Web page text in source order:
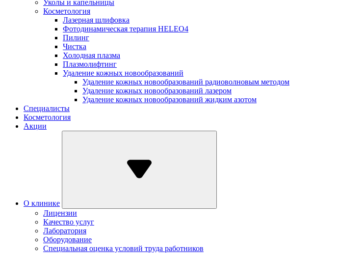
Уколы и капельницы
Косметология
Лазерная шлифовка
Фотодинамическая терапия HELEO4
Пилинг
Чистка
Холодная плазма
Плазмолифтинг
Удаление кожных новообразований
Удаление кожных новообразований радиоволновым методом
Удаление кожных новообразований лазером
Удаление кожных новообразований жидким азотом
Специалисты
Косметология
Акции
О клинике
Лицензии
Качество услуг
Лаборатория
Оборудование
Специальная оценка условий труда работников